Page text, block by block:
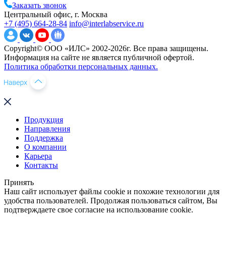
Заказать звонок
Центральный офис, г. Москва
+7 (495) 664-28-84 info@interlabservice.ru
Copyright© ООО «ИЛС» 2002-2026г. Все права защищены.
Информация на сайте не является публичной офертой.
Политика обработки персональных данных.
Продукция
Направления
Поддержка
О компании
Карьера
Контакты
Принять
Наш сайт использует файлы cookie и похожие технологии для
удобства пользователей. Продолжая пользоваться сайтом, Вы
подтверждаете свое согласие на использование cookie.